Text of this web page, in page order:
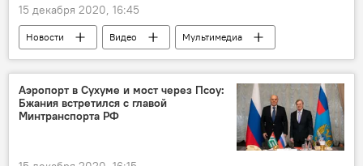
15 декабря 2020, 16:45
Новости Видео Мультимедиа
Аэропорт в Сухуме и мост через Псоу:
Бжания встретился с главой
Минтранспорта РФ